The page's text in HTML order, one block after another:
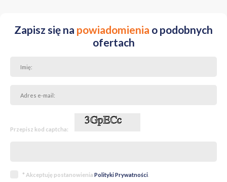
Zapisz się na powiadomienia o podobnych
ofertach
Przepisz kod captcha:
* Akceptuję postanowienia Polityki Prywatności.